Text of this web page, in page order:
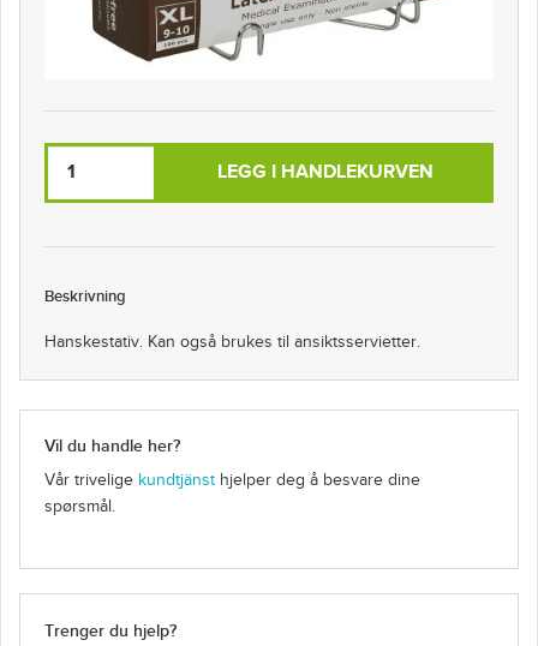
LEGG I HANDLEKURVEN
Beskrivning
Hanskestativ. Kan også brukes til ansiktsservietter.
Vil du handle her?
Vår trivelige kundtjänst hjelper deg å besvare dine
spørsmål.
Trenger du hjelp?